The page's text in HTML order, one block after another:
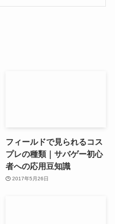
フィールドで見られるコス
プレの種類｜サバゲー初心
者への応用豆知識
2017年5月26日